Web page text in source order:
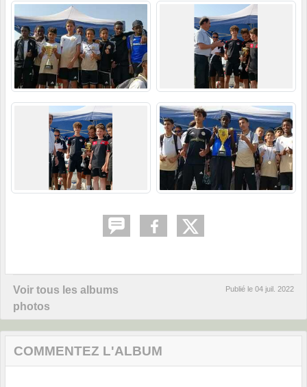
Voir tous les albums
photos
Publié le 04 juil. 2022
COMMENTEZ L'ALBUM